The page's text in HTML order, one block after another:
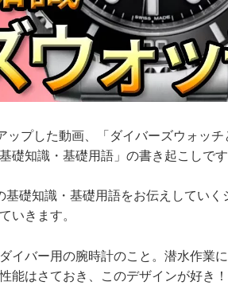
プした動画、「ダイバーズウォッチ
礎知識・基礎用語」の書き起こしです
礎知識・基礎用語をお伝えしていく
いきます。
イバー用の腕時計のこと。潜水作業
能はさておき、このデザインが好き